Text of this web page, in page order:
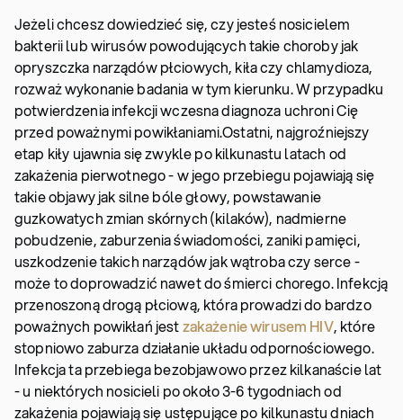
Jeżeli chcesz dowiedzieć się, czy jesteś nosicielem
bakterii lub wirusów powodujących takie choroby jak
opryszczka narządów płciowych, kiła czy chlamydioza,
rozważ wykonanie badania w tym kierunku. W przypadku
potwierdzenia infekcji wczesna diagnoza uchroni Cię
przed poważnymi powikłaniami.Ostatni, najgroźniejszy
etap kiły ujawnia się zwykle po kilkunastu latach od
zakażenia pierwotnego - w jego przebiegu pojawiają się
takie objawy jak silne bóle głowy, powstawanie
guzkowatych zmian skórnych (kilaków), nadmierne
pobudzenie, zaburzenia świadomości, zaniki pamięci,
uszkodzenie takich narządów jak wątroba czy serce -
może to doprowadzić nawet do śmierci chorego. Infekcją
przenoszoną drogą płciową, która prowadzi do bardzo
poważnych powikłań jestzakażenie wirusem HIV, które
stopniowo zaburza działanie układu odpornościowego.
Infekcja ta przebiega bezobjawowo przez kilkanaście lat
- u niektórych nosicieli po około 3-6 tygodniach od
zakażenia pojawiają się ustępujące po kilkunastu dniach